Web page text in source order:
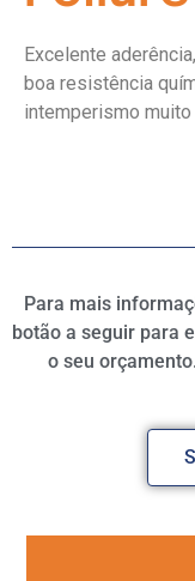
Excelente
boa resistência
intemperismo
Para mais
botão a seguir para
o seu